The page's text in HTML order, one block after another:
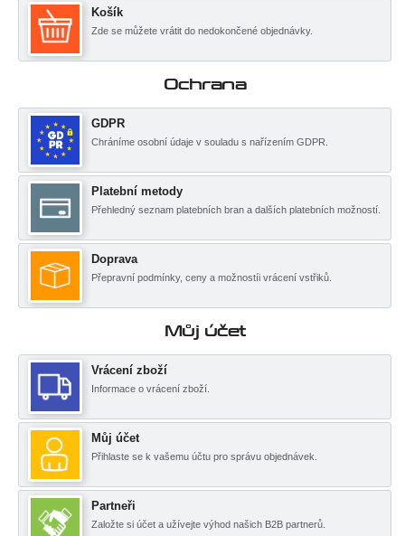
Košík
Zde se můžete vrátit do nedokončené objednávky.
Ochrana
GDPR
Chráníme osobní údaje v souladu s nařízením GDPR.
Platební metody
Přehledný seznam platebních bran a dalších platebních možností.
Doprava
Přepravní podmínky, ceny a možnostíi vrácení vstřiků.
Můj účet
Vrácení zboží
Informace o vrácení zboží.
Můj účet
Přihlaste se k vašemu účtu pro správu objednávek.
Partneři
Založte si účet a užívejte výhod našich B2B partnerů.